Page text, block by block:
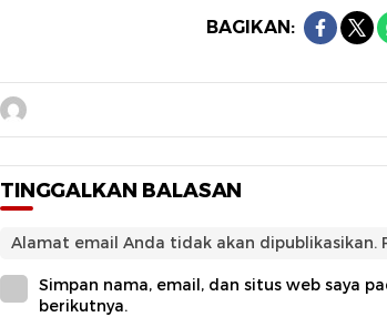
BAGIKAN:
TINGGALKAN BALASAN
Alamat email Anda tidak akan dipublikasikan.
Simpan nama, email, dan situs web saya
berikutnya.